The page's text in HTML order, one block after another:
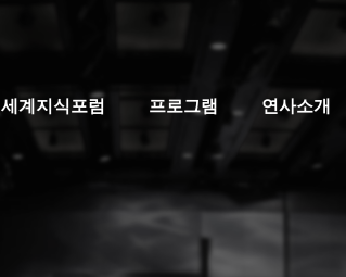
세계지식포럼 프로그램 연사소개